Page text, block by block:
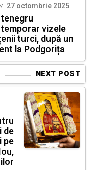
27 octombrie 2025
vizele
turci, după un
la Podgorița
NEXT POST
de
pe